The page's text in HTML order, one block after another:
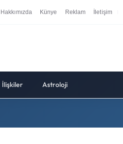
Hakkımızda Künye Reklam İletişim
İlişkiler Astroloji